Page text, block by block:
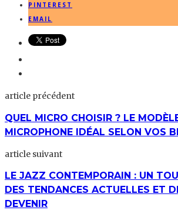
PINTEREST
EMAIL
article précédent
QUEL MICRO CHOISIR ? LE
MICROPHONE IDÉAL SELON VOS
article suivant
LE JAZZ CONTEMPORAIN : UN
DES TENDANCES ACTUELLES ET
DEVENIR